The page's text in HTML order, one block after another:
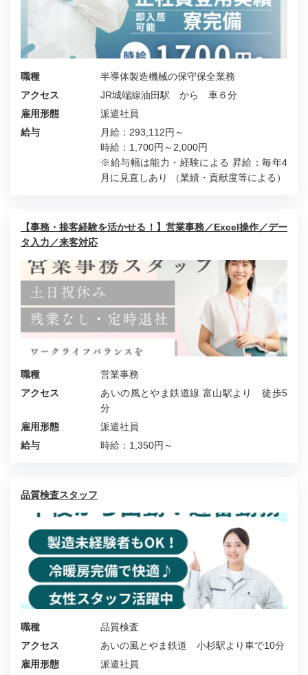
職種
半導体製造機械の保守保全業務
アクセス
JR城端線油田駅 から 車６分
雇用形態
派遣社員
給与
月給：293,112円～
時給：1,700円～2,000円
※給与幅は能力・経験による 昇給：毎年4
月に見直しあり （業績・貢献度等による）
【事務・接客経験を活かせる！】営業事務／Excel操作／デー
タ入力／来客対応
職種
営業事務
アクセス
あいの風とやま鉄道線 富山駅より 徒歩5
分
雇用形態
派遣社員
給与
時給：1,350円～
品質検査スタッフ
職種
品質検査
アクセス
あいの風とやま鉄道 小杉駅より車で10分
雇用形態
派遣社員